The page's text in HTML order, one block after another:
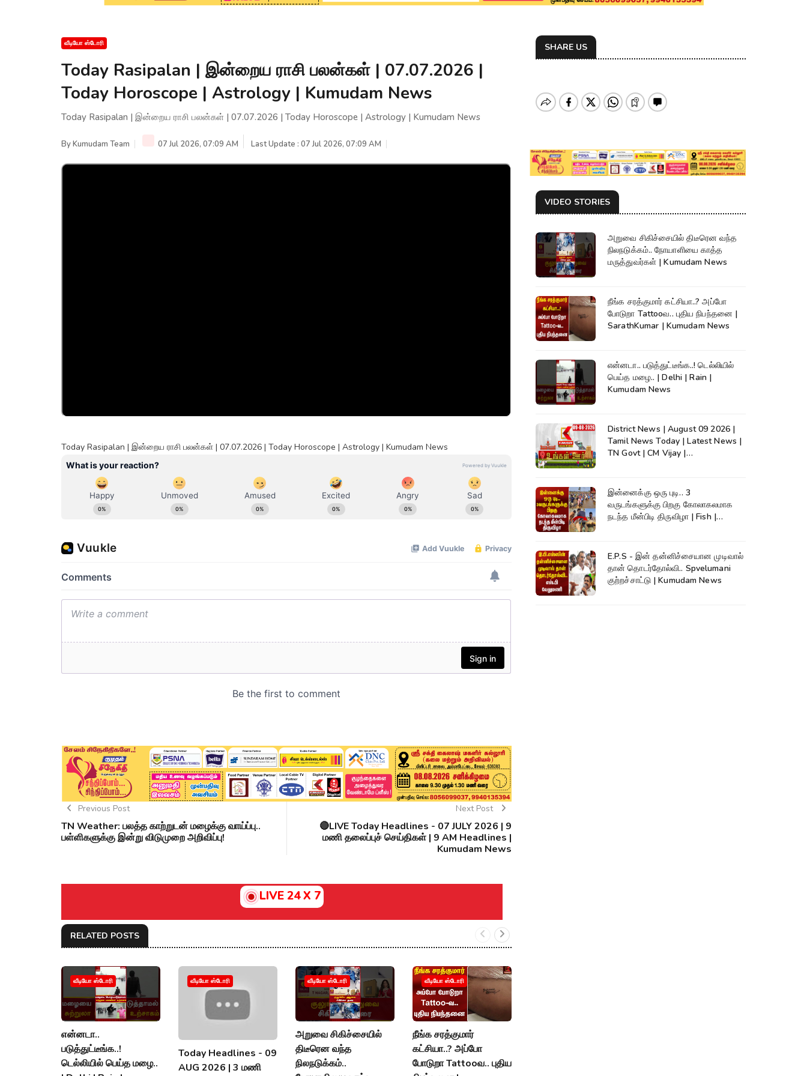
வீடியோ ஸ்டோரி
Today Rasipalan | இன்றைய ராசி பலன்கள் | 07.07.2026 |
Today Horoscope | Astrology | Kumudam News
Today Rasipalan | இன்றைய ராசி பலன்கள் | 07.07.2026 | Today Horoscope | Astrology | Kumudam News
ByKumudam Team 07 Jul 2026, 07:09 AM Last Update : 07 Jul 2026, 07:09 AM
Today Rasipalan | இன்றைய ராசி பலன்கள் | 07.07.2026 | Today Horoscope | Astrology | Kumudam News
Previous Post
TN Weather: பலத்த காற்றுடன் மழைக்கு வாய்ப்பு..
பள்ளிகளுக்கு இன்று விடுமுறை அறிவிப்பு!
Next Post
🔴LIVE Today Headlines - 07 JULY 2026 | 9
மணி தலைப்புச் செய்திகள் | 9 AM Headlines |
Kumudam News
LIVE 24 X 7
RELATED POSTS
வீடியோ ஸ்டோரி
என்னடா..
படுத்துட்டீங்க..!
டெல்லியில் பெய்த மழை..
வீடியோ ஸ்டோரி
Today Headlines - 09
AUG 2026 | 3 மணி
வீடியோ ஸ்டோரி
அறுவை சிகிச்சையில்
திடீரென வந்த
நிலநடுக்கம்..
வீடியோ ஸ்டோரி
நீங்க சரத்குமார்
கட்சியா..? அப்போ
போடுறா Tattooவ.. புதிய
SHARE US
VIDEO STORIES
அறுவை சிகிச்சையில் திடீரென வந்த
நிலநடுக்கம்.. நோயாளியை காத்த
மருத்துவர்கள் | Kumudam News
நீங்க சரத்குமார் கட்சியா..? அப்போ
போடுறா Tattooவ.. புதிய நிபந்தனை |
SarathKumar | Kumudam News
என்னடா.. படுத்துட்டீங்க..! டெல்லியில்
பெய்த மழை.. | Delhi | Rain |
Kumudam News
District News | August 09 2026 |
Tamil News Today | Latest News |
TN Govt | CM Vijay |
இன்னைக்கு ஒரு புடி.. 3
வருடங்களுக்கு பிறகு கோலாகலமாக
நடந்த மீன்பிடி திருவிழா | Fish |
E.P.S - இன் தன்னிச்சையான முடிவால்
தான் தொடர்தோல்வி.. Spvelumani
குற்றச்சாட்டு | Kumudam News